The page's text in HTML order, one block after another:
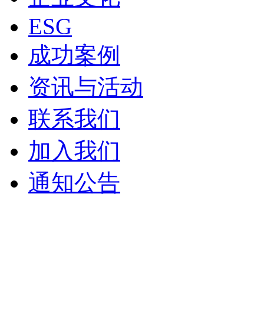
ESG
成功案例
资讯与活动
联系我们
加入我们
通知公告